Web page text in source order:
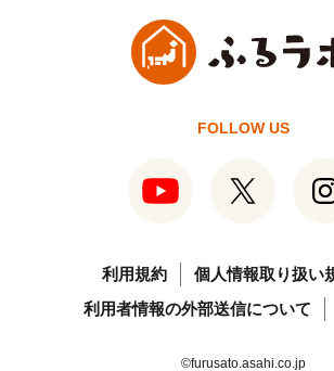
FOLLOW US
利用規約
個人情報取り扱い
利用者情報の外部送信について
©furusato.asahi.co.jp